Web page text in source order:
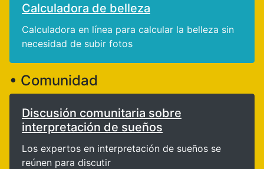
Calculadora de belleza
Calculadora en línea para calcular la belleza sin
necesidad de subir fotos
• Comunidad
Discusión comunitaria sobre
interpretación de sueños
Los expertos en interpretación de sueños se
reúnen para discutir